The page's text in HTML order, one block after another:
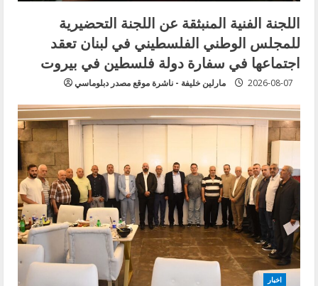
اللجنة الفنية المنبثقة عن اللجنة التحضيرية
للمجلس الوطني الفلسطيني في لبنان تعقد
اجتماعها في سفارة دولة فلسطين في بيروت
مارلين خليفة - ناشرة موقع مصدر دبلوماسي 2026-08-07
اخبار